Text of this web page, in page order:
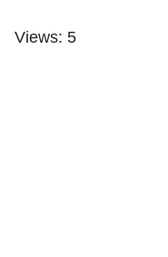
Views: 5